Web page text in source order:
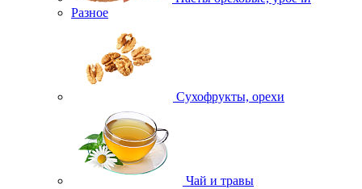
Разное
Сухофрукты, орехи
Чай и травы